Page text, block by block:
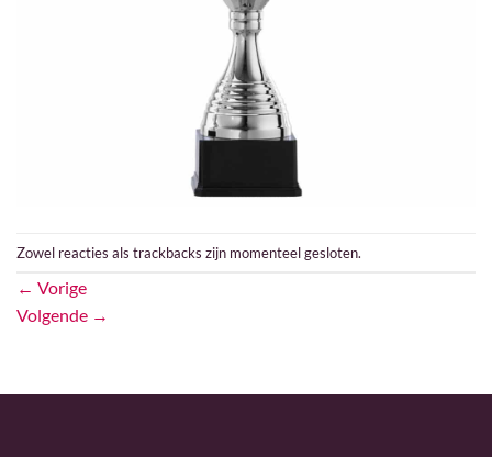
Zowel reacties als trackbacks zijn momenteel gesloten.
← Vorige
Volgende →